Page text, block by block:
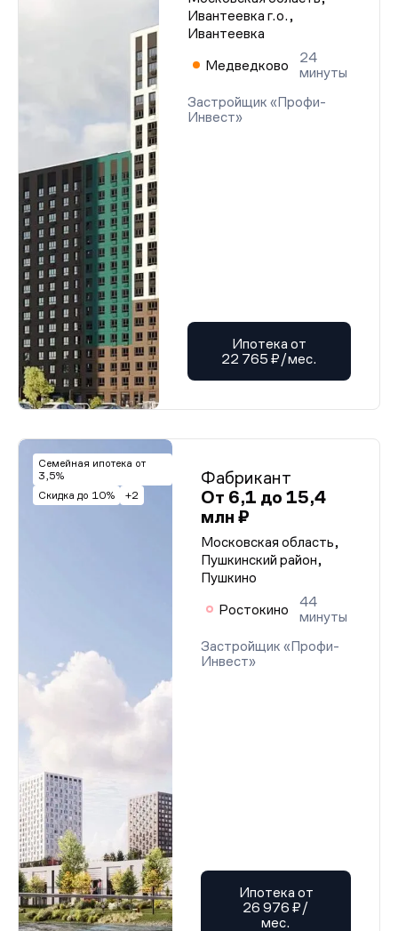
Ивантеевка г.о.,
Ивантеевка
Медведково
24
минуты
Застройщик «Профи-
Инвест»
Ипотека от
22 765 ₽/мес.
Семейная ипотека от
3,5%
Скидка до 10%
+2
Фабрикант
От 6,1 до 15,4
млн ₽
Московская область,
Пушкинский район,
Пушкино
Ростокино
44
минуты
Застройщик «Профи-
Инвест»
Ипотека от
26 976 ₽/
мес.